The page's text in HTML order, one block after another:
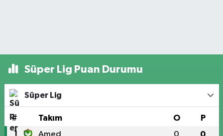
Süper Lig Puan Durumu
Süper Lig
# Takım O P
1 Amed 0 0